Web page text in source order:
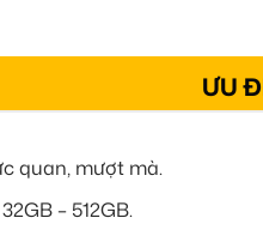
ƯU
quan, mượt mà.
– 512GB.